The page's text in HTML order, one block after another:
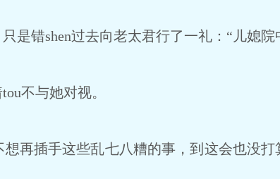
错shen过去向老太君行了一礼：“儿媳院
不与她对视。
插手这些乱七八糟的事，到这会也没打